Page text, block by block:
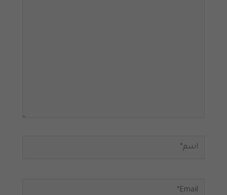
اسم*
Email*